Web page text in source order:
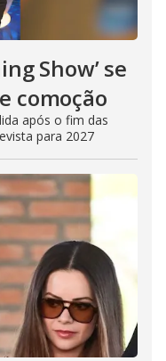
Show’ se
comoção
após o fim das
para 2027